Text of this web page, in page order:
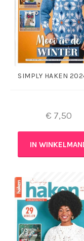
SIMPLY HAKEN
€ 7,50
IN